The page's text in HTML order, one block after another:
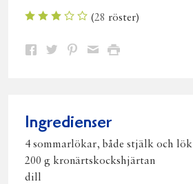
(28 röster)
Dela Dela Dela DelaSkriv
Ingredienser
4 sommarlökar, både stjälk och lök
200 g kronärtskockshjärtan
dill